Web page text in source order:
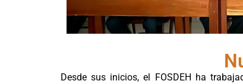
Desde sus inicios, el FOSDEH ha